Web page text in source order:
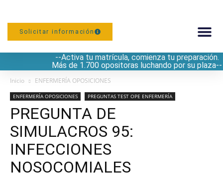
Solicitar información
--Activa tu matrícula, comienza tu preparación.
Más de 1.700 opositoras luchando por su plaza--
Inicio ENFERMERÍA OPOSICIONES
ENFERMERÍA OPOSICIONES PREGUNTAS TEST OPE ENFERMERÍA
PREGUNTA DE
SIMULACROS 95:
INFECCIONES
NOSOCOMIALES